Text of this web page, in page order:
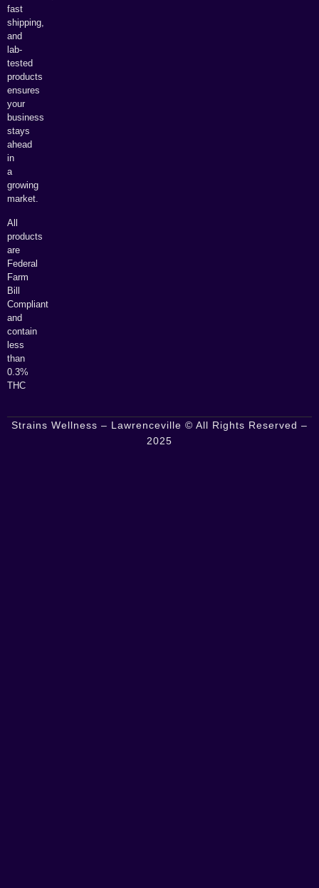
fast
shipping,
and
lab-
tested
products
ensures
your
business
stays
ahead
in
a
growing
market.
All
products
are
Federal
Farm
Bill
Compliant
and
contain
less
than
0.3%
THC
Strains Wellness – Lawrenceville © All Rights Reserved –
2025